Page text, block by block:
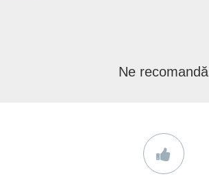
Ne recomandă